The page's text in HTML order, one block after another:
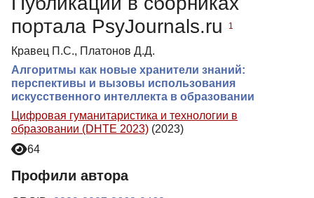
портала PsyJournals.ru
1
Кравец П.С., Платонов Д.Д.
Алгоритмы как новые хранители знаний:
перспективы и вызовы использования
искусственного интеллекта в образовании
Цифровая гуманитаристика и технологии в
образовании (DHTE 2023) (2023)
64
Профили автора